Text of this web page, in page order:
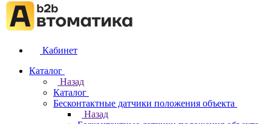
Кабинет
Каталог
Назад
Каталог
Бесконтактные датчики положения объекта
Назад